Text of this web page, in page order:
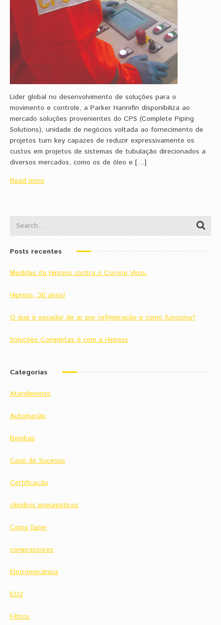
Líder global no desenvolvimento de soluções para o
movimento e controle, a Parker Hannifin disponibiliza ao
mercado soluções provenientes do CPS (Complete Piping
Solutions), unidade de negócios voltada ao fornecimento de
projetos turn key capazes de reduzir expressivamente os
custos em projetos de sistemas de tubulação direcionados a
diversos mercados, como os de óleo e […]
Read more
Posts recentes
Medidas da Hipress contra o Corona Virus.
Hipress, 30 anos!
O que é secador de ar por refrigeração e como funciona?
Soluções Completas é com a Hipress
Categorias
Atendimento
Automação
Bombas
Case de Sucesso
Certificação
cilindros pneumáticos
Como fazer
compressores
Eletromecânica
EO2
Filtros